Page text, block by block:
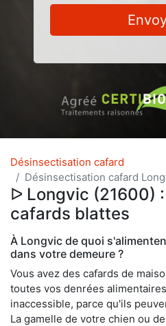
Désinsectisation cafard
Désinsectisation cafard
ᐅ Longvic (21600)
cafards blattes
À Longvic de quoi
dans votre demeure ?
Vous avez des cafards de
toutes vos denrées
inaccessible, parce qu'ils
La gamelle de votre chien ou